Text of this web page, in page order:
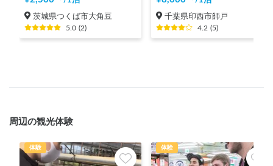
茨城県つくば市大角豆
5.0 (2)
千葉県印西市師戸
4.2 (5)
周辺の観光体験
体験 体験